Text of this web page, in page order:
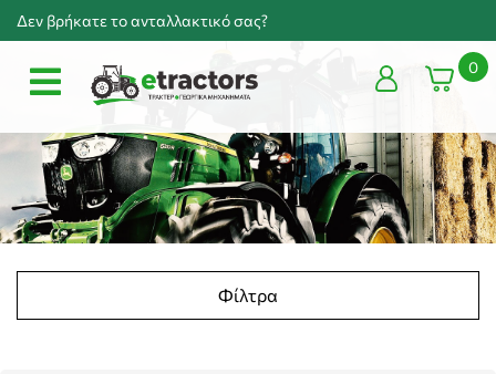
Δεν βρήκατε το ανταλλακτικό σας?
0
Φίλτρα